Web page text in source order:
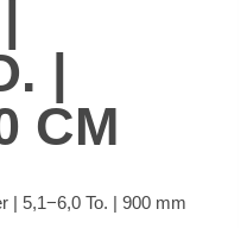
|
CM